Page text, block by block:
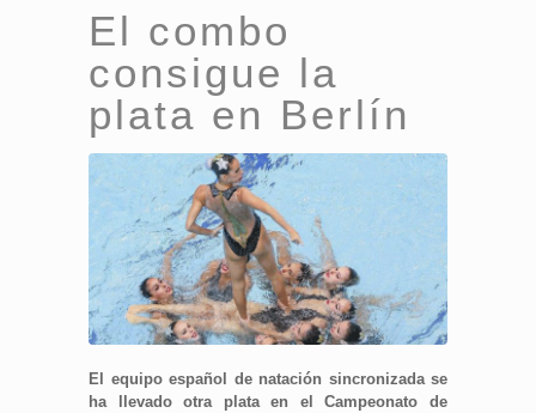
El combo
consigue la
plata en Berlín
El equipo español de natación sincronizada se
ha llevado otra plata en el Campeonato de